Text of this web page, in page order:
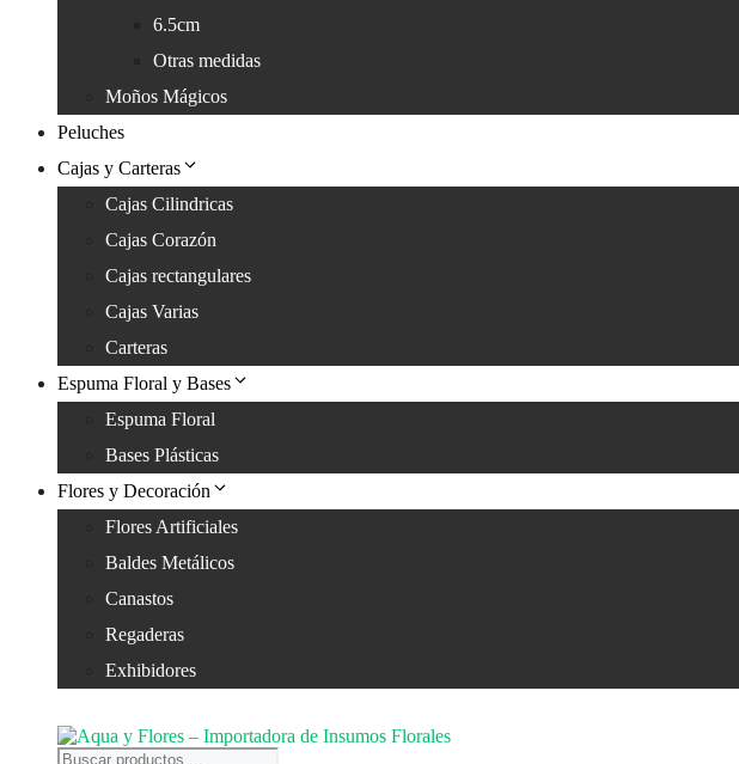
6.5cm
Otras medidas
Moños Mágicos
Peluches
Cajas y Carteras
Cajas Cilindricas
Cajas Corazón
Cajas rectangulares
Cajas Varias
Carteras
Espuma Floral y Bases
Espuma Floral
Bases Plásticas
Flores y Decoración
Flores Artificiales
Baldes Metálicos
Canastos
Regaderas
Exhibidores
Búsqueda